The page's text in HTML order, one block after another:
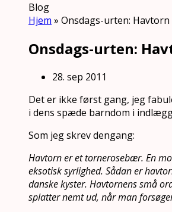
Blog
Hjem » Onsdags-urten: Havtorn
Onsdags-urten:
28. sep 2011
Det er ikke først gang, jeg
i dens spæde barndom i
Som jeg skrev dengang:
Havtorn er et tornerosebær. En
eksotisk syrlighed. Sådan er
danske kyster. Havtornens små
splatter nemt ud, når man